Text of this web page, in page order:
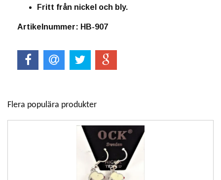
Fritt från nickel och bly.
Artikelnummer: HB-907
Flera populära produkter